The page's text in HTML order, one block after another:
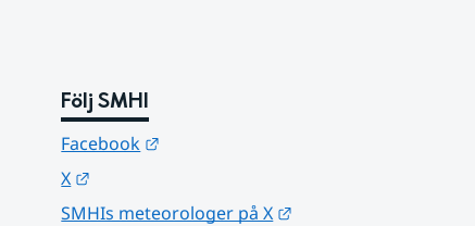
Följ SMHI
Facebook
X
SMHIs meteorologer på X